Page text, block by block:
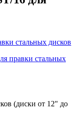
(диски от 12" до